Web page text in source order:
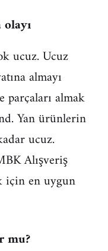
ucuz. Ucuz
almayı
almak
Yan ürünlerin
ucuz.
Alışveriş
için en uygun
mu?